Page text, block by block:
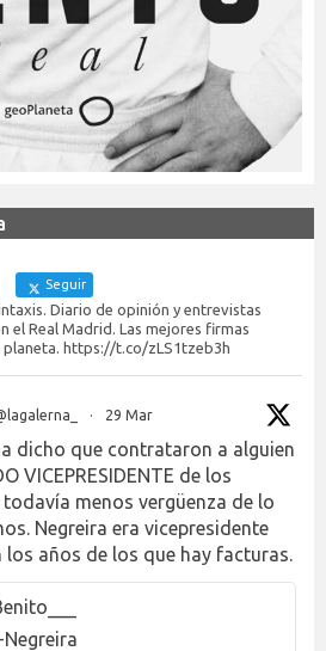
Seguir
Diario de opinión y entrevistas
el Real Madrid. Las mejores firmas
https://t.co/zLS1tzeb3h
· 29 Mar
dicho que contrataron a alguien
VICEPRESIDENTE de los
menos vergüenza de lo
Negreira era vicepresidente
los años de los que hay facturas.
Negreira